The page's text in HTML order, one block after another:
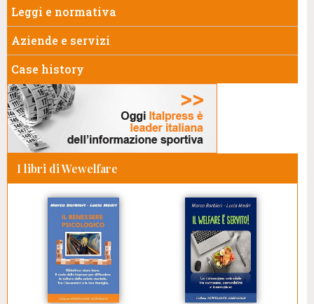
Leggi e normativa
Aziende e servizi
Case history
I libri di Wewelfare